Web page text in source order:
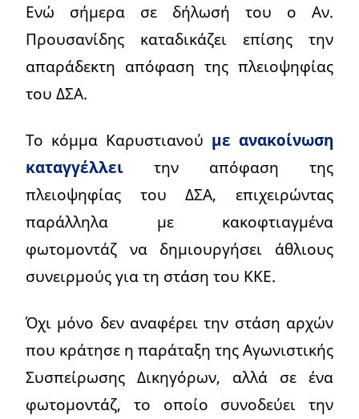
Ενώ σήμερα σε δήλωσή του ο Αν.
Προυσανίδης καταδικάζει επίσης την
απαράδεκτη απόφαση της πλειοψηφίας
του ΔΣΑ.
Το κόμμα Καρυστιανού με ανακοίνωση
καταγγέλλει την απόφαση της
πλειοψηφίας του ΔΣΑ, επιχειρώντας
παράλληλα με κακοφτιαγμένα
φωτομοντάζ να δημιουργήσει άθλιους
συνειρμούς για τη στάση του ΚΚΕ.
Όχι μόνο δεν αναφέρει την στάση αρχών
που κράτησε η παράταξη της Αγωνιστικής
Συσπείρωσης Δικηγόρων, αλλά σε ένα
φωτομοντάζ, το οποίο συνοδεύει την